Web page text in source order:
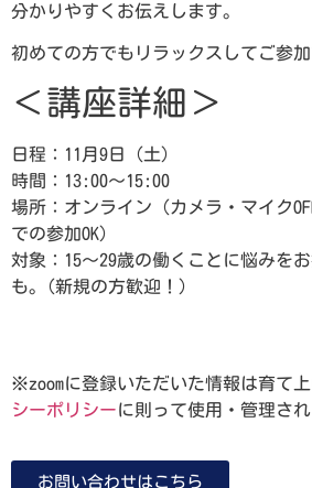
分かりやすくお伝えします。
初めての方でもリラックスしてご参加
＜講座詳細＞
日程：11月9日（土）
時間：13:00～15:00
場所：オンライン（カメラ・マイク
での参加OK）
対象：15～29歳の働くことに悩みを
も。(新規の方歓迎！）
※zoomに登録いただいた情報は育て
シーポリシーに則って使用・管理され
お問い合わせはこちら